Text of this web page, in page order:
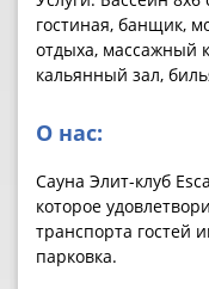
гостиная, банщик,
отдыха, массажный
кальянный зал,
О нас:
Сауна Элит-клуб
которое
транспорта гостей
парковка.